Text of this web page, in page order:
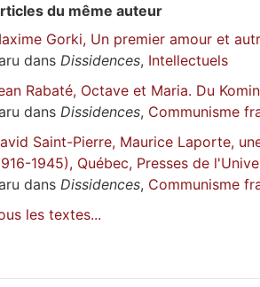
du même auteur
Gorki, Un premier amour et
dans Dissidences, Intellectuels
Rabaté, Octave et Maria. Du
dans Dissidences, Communisme
Saint-Pierre, Maurice Laporte,
1945), Québec, Presses de
dans Dissidences, Communisme
les textes...